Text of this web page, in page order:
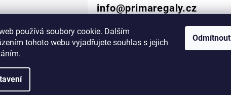
používá soubory cookie. Dalším
tohoto webu vyjadřujete souhlas s jejich
Odmítnout
info@primaregaly.cz
vyhrazena.